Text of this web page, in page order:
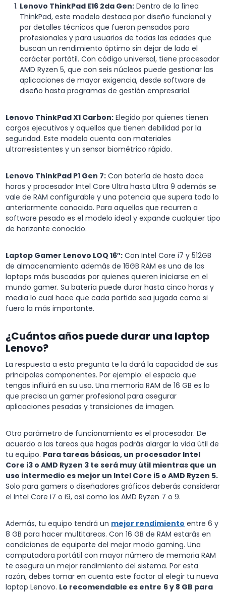
Lenovo ThinkPad E16 2da Gen: Dentro de la línea
ThinkPad, este modelo destaca por diseño funcional y
por detalles técnicos que fueron pensados para
profesionales y para usuarios de todas las edades que
buscan un rendimiento óptimo sin dejar de lado el
carácter portátil. Con código universal, tiene procesador
AMD Ryzen 5, que con seis núcleos puede gestionar las
aplicaciones de mayor exigencia, desde software de
diseño hasta programas de gestión empresarial.
Lenovo ThinkPad X1 Carbon: Elegido por quienes tienen
cargos ejecutivos y aquellos que tienen debilidad por la
seguridad. Este modelo cuenta con materiales
ultrarresistentes y un sensor biométrico rápido.
Lenovo ThinkPad P1 Gen 7: Con batería de hasta doce
horas y procesador Intel Core Ultra hasta Ultra 9 además se
vale de RAM configurable y una potencia que supera todo lo
anteriormente conocido. Para aquellos que recurren a
software pesado es el modelo ideal y expande cualquier tipo
de horizonte conocido.
Laptop Gamer Lenovo LOQ 16″: Con Intel Core i7 y 512GB
de almacenamiento además de 16GB RAM es una de las
laptops más buscadas por quienes quieren iniciarse en el
mundo gamer. Su batería puede durar hasta cinco horas y
media lo cual hace que cada partida sea jugada como si
fuera la más importante.
¿Cuántos años puede durar una laptop
Lenovo?
La respuesta a esta pregunta te la dará la capacidad de sus
principales componentes. Por ejemplo: el espacio que
tengas influirá en su uso. Una memoria RAM de 16 GB es lo
que precisa un gamer profesional para asegurar
aplicaciones pesadas y transiciones de imagen.
Otro parámetro de funcionamiento es el procesador. De
acuerdo a las tareas que hagas podrás alargar la vida útil de
tu equipo. Para tareas básicas, un procesador Intel
Core i3 o AMD Ryzen 3 te será muy útil mientras que un
uso intermedio es mejor un Intel Core i5 o AMD Ryzen 5.
Solo para gamers o diseñadores gráficos deberás considerar
el Intel Core i7 o i9, así como los AMD Ryzen 7 o 9.
Además, tu equipo tendrá un mejor rendimiento entre 6 y
8 GB para hacer multitareas. Con 16 GB de RAM estarás en
condiciones de equiparte del mejor modo gaming. Una
computadora portátil con mayor número de memoria RAM
te asegura un mejor rendimiento del sistema. Por esta
razón, debes tomar en cuenta este factor al elegir tu nueva
laptop Lenovo. Lo recomendable es entre 6 y 8 GB para